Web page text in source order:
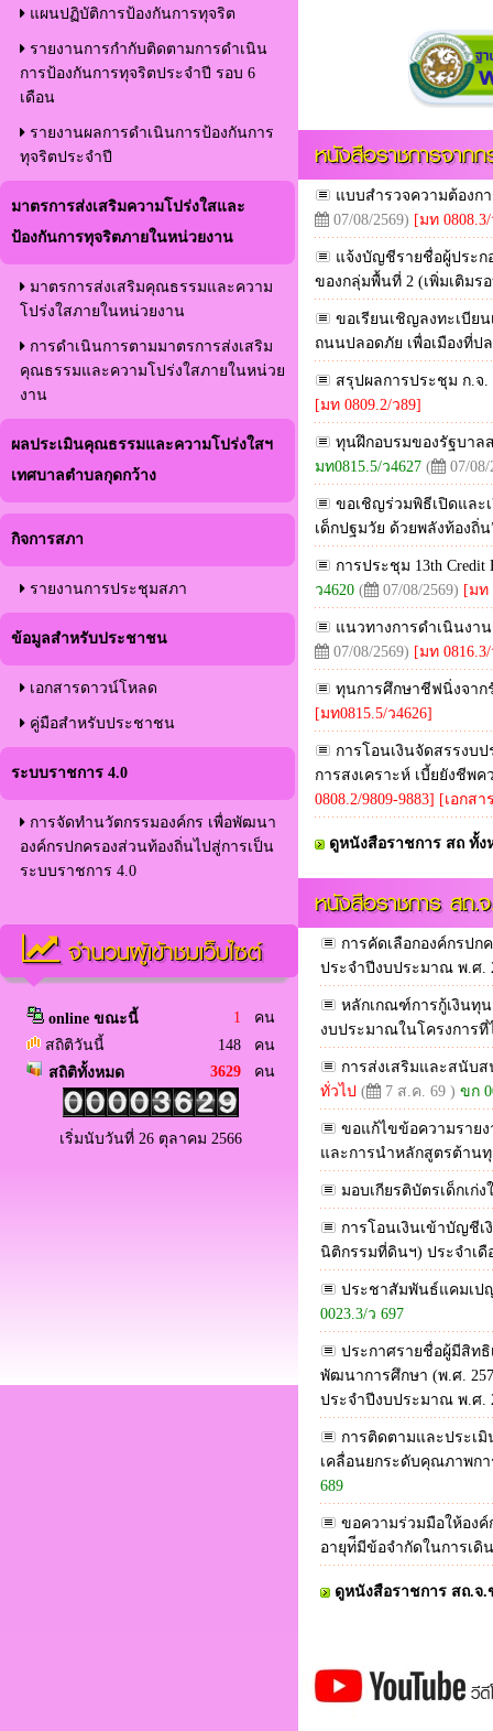
แผนปฏิบัติการป้องกันการทุจริต
รายงานการกำกับติดตามการดำเนิน
การป้องกันการทุจริตประจำปี รอบ 6
เดือน
รายงานผลการดำเนินการป้องกันการ
ทุจริตประจำปี
มาตรการส่งเสริมความโปร่งใสและ
ป้องกันการทุจริตภายในหน่วยงาน
มาตรการส่งเสริมคุณธรรมและความ
โปร่งใสภายในหน่วยงาน
การดำเนินการตามมาตรการส่งเสริม
คุณธรรมและความโปร่งใสภายในหน่วย
งาน
ผลประเมินคุณธรรมและความโปร่งใสฯ
เทศบาลตำบลกุดกว้าง
กิจการสภา
รายงานการประชุมสภา
ข้อมูลสำหรับประชาชน
เอกสารดาวน์โหลด
คู่มือสำหรับประชาชน
ระบบราชการ 4.0
การจัดทำนวัตกรรมองค์กร เพื่อพัฒนา
องค์กรปกครองส่วนท้องถิ่นไปสู่การเป็น
ระบบราชการ 4.0
จำนวนผู้เข้าชมเว็บไซต์
online ขณะนี้ 1 คน
สถิติวันนี้
148 คน
สถิติทั้งหมด
3629 คน
เริ่มนับวันที่ 26 ตุลาคม 2566
หนังสือราชการจาก
แบบสำรวจความต้องก
07/08/2569) [มท
แจ้งบัญชีรายชื่อผู้ประก
ของกลุ่มพื้นที่ 2 (เพิ่มเติมร
ขอเรียนเชิญลงทะเบีย
ถนนปลอดภัย เพื่อเมืองที่ป
สรุปผลการประชุม ก.จ.
[มท 0809.2/ว89]
ทุนฝึกอบรมของรัฐบาลส
มท0815.5/ว4627 ( 07/08/
ขอเชิญร่วมพิธีเปิดและ
เด็กปฐมวัย ด้วยพลังท้องถิ่
การประชุม 13th Credit
ว4620 ( 07/08/2569) [มท
แนวทางการดำเนินงา
07/08/2569) [มท
ทุนการศึกษาชีฟนิ่งจาก
[มท0815.5/ว4626]
การโอนเงินจัดสรรงบ
การสงเคราะห์ เบี้ยยังชีพ
0808.2/9809-9883] [เอกส
ดูหนังสือราชการ สถ ทั้ง
หนังสือราชการ สถ.
การคัดเลือกองค์กรป
ประจำปีงบประมาณ พ.ศ.
หลักเกณฑ์การกู้เงินทุน
งบประมาณในโครงการ
การส่งเสริมและสนับ
ทั่วไป ( 7 ส.ค. 69 ) ขก
ขอแก้ไขข้อความราย
และการนำหลักสูตรต้าน
มอบเกียรติบัตรเด็กเก่
การโอนเงินเข้าบัญชี
นิติกรรมที่ดินฯ) ประจำเ
ประชาสัมพันธ์แคมเป
0023.3/ว 697
ประกาศรายชื่อผู้มีสิท
พัฒนาการศึกษา (พ.ศ.
ประจำปีงบประมาณ พ.ศ.
การติดตามและประเ
เคลื่อนยกระดับคุณภาพก
689
ขอความร่วมมือให้อง
อายุท่ีมีข้อจำกัดในการเดิ
ดูหนังสือราชการ สถ.จ